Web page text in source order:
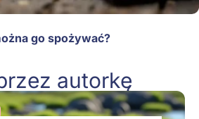
go spożywać?
autorkę